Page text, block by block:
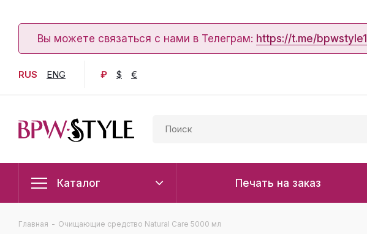
Вы можете связаться с нами в Телеграм: https://t.me/bpwstyle1
RUS ENG ₽ $ €
Каталог Печать на заказ
Главная - Очищающие средство Natural Care 5000 мл